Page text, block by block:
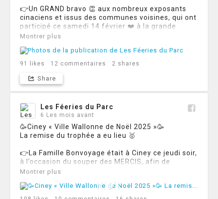
✅17 au 21 décembre
Alors, qui nous rejoint ? 👋
👉Un GRAND bravo 👏 aux nombreux exposants
cinaciens et issus des communes voisines, qui ont
participé ce samedi 14 février ❤️ à la grande
opération de nettoyage 🧹du parc et de ses
🙏 Merci à eux pour ce beau geste qui allie
Montrer plus
91 likes 12 commentaires 2 shares
Share
Les Féeries du Parc
6 Les mois avant
🥳Ciney « Ville Wallonne de Noël 2025 »🥳
La remise du trophée a eu lieu 🥇
👉La Famille Bonvoyage était à Ciney ce jeudi soir,
à l’occasion du souper des MERCIS, afin de
remettre à TOUTES les personnes qui ont œuvré
précieux trophée de Ville Wallonne de Noël 🎄
(pour la 4️⃣ème année consécutive 🥳)
Montrer plus